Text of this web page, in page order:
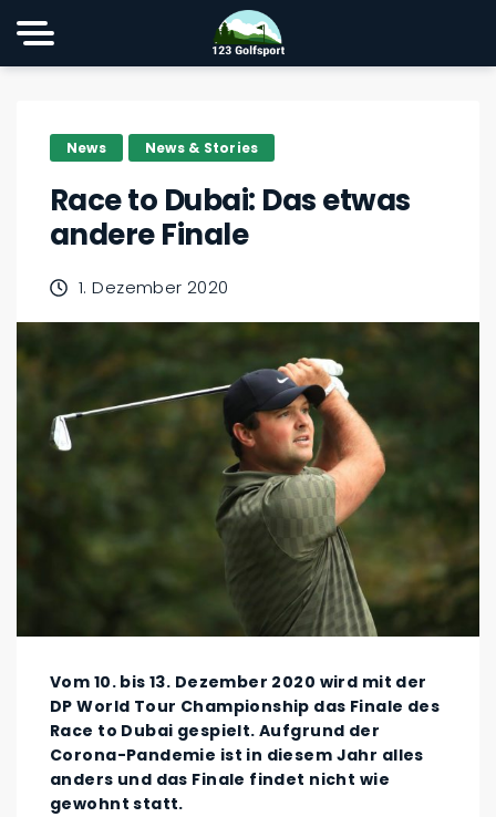
News News & Stories
Race to Dubai: Das etwas
andere Finale
1. Dezember 2020
Vom 10. bis 13. Dezember 2020 wird mit der
DP World Tour Championship das Finale des
Race to Dubai gespielt. Aufgrund der
Corona-Pandemie ist in diesem Jahr alles
anders und das Finale findet nicht wie
gewohnt statt.